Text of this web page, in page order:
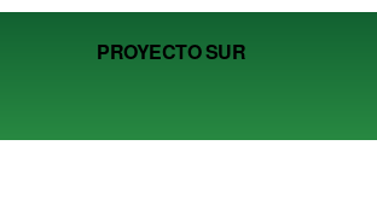
PROYECTO SUR